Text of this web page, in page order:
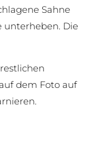
Sahne
unterheben. Die
dem Foto auf